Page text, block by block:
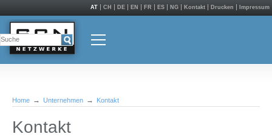
AT CH DE EN FR ES NG Kontakt Drucken Impressum
Home Unternehmen Kontakt
Kontakt